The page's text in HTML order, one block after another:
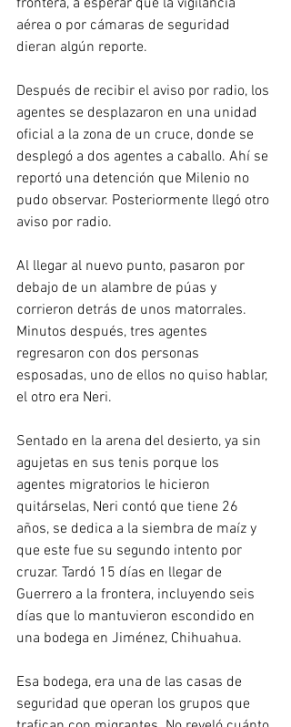
frontera, a esperar que la vigilancia
aérea o por cámaras de seguridad
dieran algún reporte.
Después de recibir el aviso por radio, los
agentes se desplazaron en una unidad
oficial a la zona de un cruce, donde se
desplegó a dos agentes a caballo. Ahí se
reportó una detención que Milenio no
pudo observar. Posteriormente llegó otro
aviso por radio.
Al llegar al nuevo punto, pasaron por
debajo de un alambre de púas y
corrieron detrás de unos matorrales.
Minutos después, tres agentes
regresaron con dos personas
esposadas, uno de ellos no quiso hablar,
el otro era Neri.
Sentado en la arena del desierto, ya sin
agujetas en sus tenis porque los
agentes migratorios le hicieron
quitárselas, Neri contó que tiene 26
años, se dedica a la siembra de maíz y
que este fue su segundo intento por
cruzar. Tardó 15 días en llegar de
Guerrero a la frontera, incluyendo seis
días que lo mantuvieron escondido en
una bodega en Jiménez, Chihuahua.
Esa bodega, era una de las casas de
seguridad que operan los grupos que